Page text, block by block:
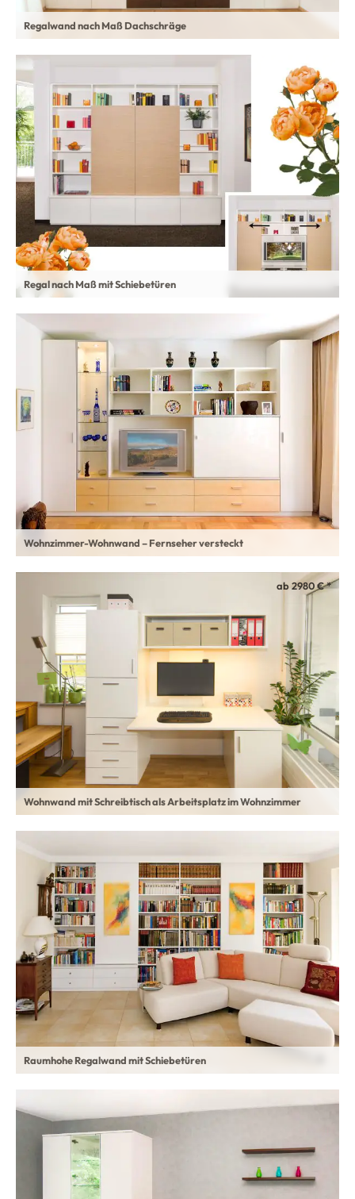
Regalwand nach Maß Dachschräge
Regal nach Maß mit Schiebetüren
Wohnzimmer-Wohnwand – Fernseher versteckt
Wohnwand mit Schreibtisch als Arbeitsplatz im Wohnzimmer
ab 2980 € *
Raumhohe Regalwand mit Schiebetüren